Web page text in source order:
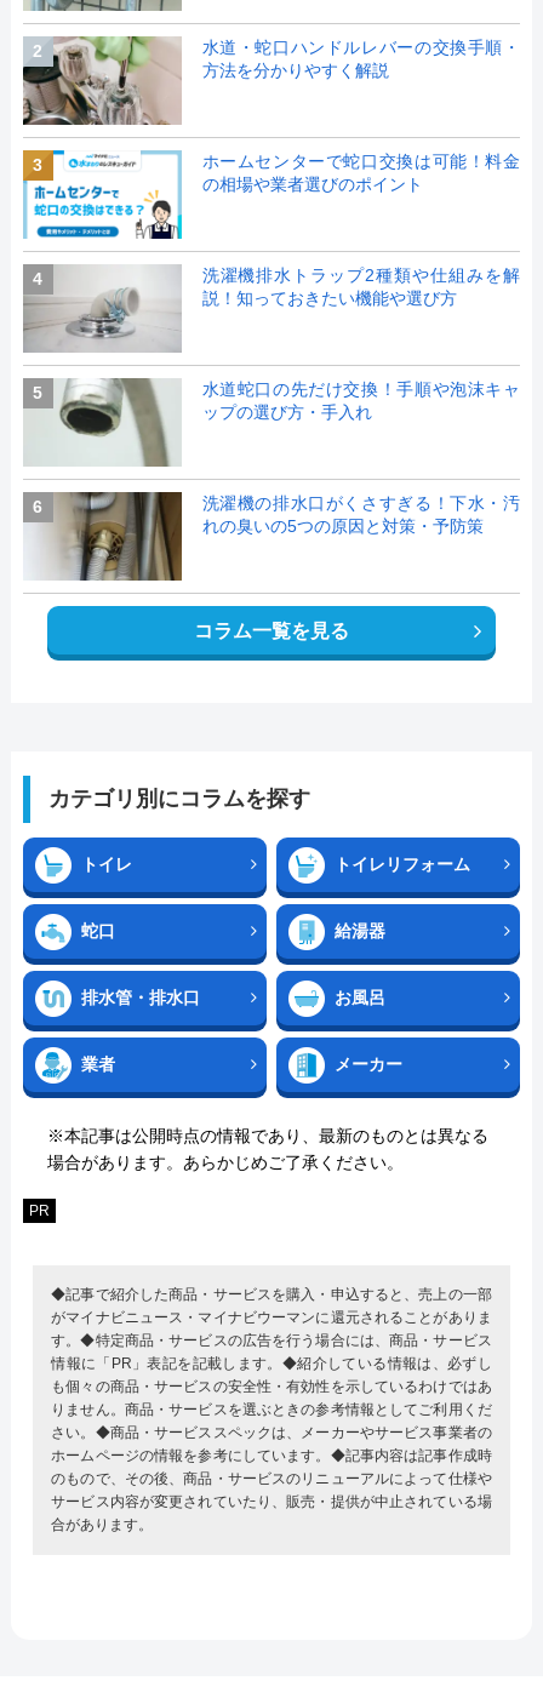
2
水道・蛇口ハンドルレバーの交換手順・
方法を分かりやすく解説
3
ホームセンターで蛇口交換は可能！料金
の相場や業者選びのポイント
4
洗濯機排水トラップ2種類や仕組みを解
説！知っておきたい機能や選び方
5
水道蛇口の先だけ交換！手順や泡沫キャ
ップの選び方・手入れ
6
洗濯機の排水口がくさすぎる！下水・汚
れの臭いの5つの原因と対策・予防策
コラム一覧を見る
カテゴリ別にコラムを探す
トイレ トイレリフォーム
蛇口 給湯器
排水管・排水口 お風呂
業者 メーカー
※本記事は公開時点の情報であり、最新のものとは異なる
場合があります。あらかじめご了承ください。
PR
◆記事で紹介した商品・サービスを購入・申込すると、売上の一部
がマイナビニュース・マイナビウーマンに還元されることがありま
す。◆特定商品・サービスの広告を行う場合には、商品・サービス
情報に「PR」表記を記載します。◆紹介している情報は、必ずし
も個々の商品・サービスの安全性・有効性を示しているわけではあ
りません。商品・サービスを選ぶときの参考情報としてご利用くだ
さい。◆商品・サービススペックは、メーカーやサービス事業者の
ホームページの情報を参考にしています。◆記事内容は記事作成時
のもので、その後、商品・サービスのリニューアルによって仕様や
サービス内容が変更されていたり、販売・提供が中止されている場
合があります。